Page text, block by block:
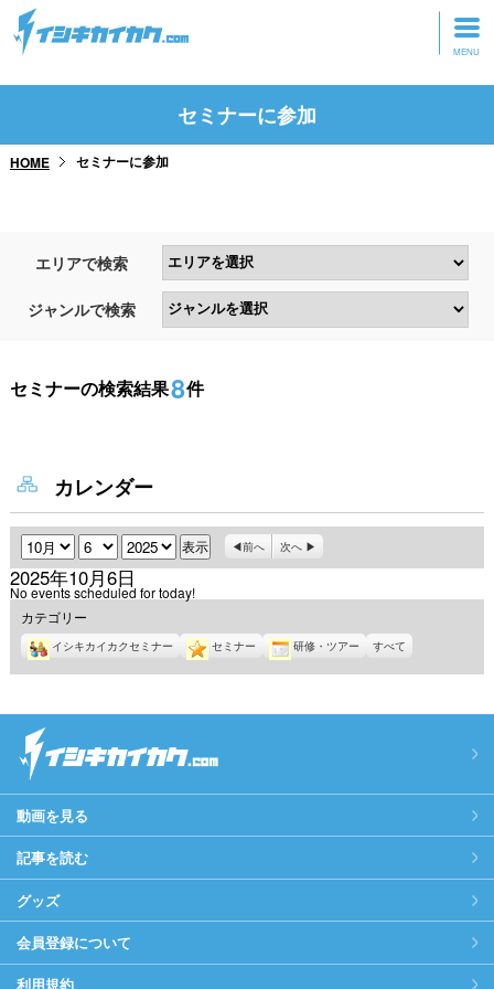
トップページ
研修・ツアーに参加
セミナーに参加
HOME セミナーに参加
エリアで検索
ジャンルで検索
セミナーの検索結果8件
カレンダー
月 日 年 前へ 次へ
2025年10月6日
No events scheduled for today!
カテゴリー
イシキカイカクセミナー セミナー 研修・ツアー すべて
動画を見る
記事を読む
グッズ
会員登録について